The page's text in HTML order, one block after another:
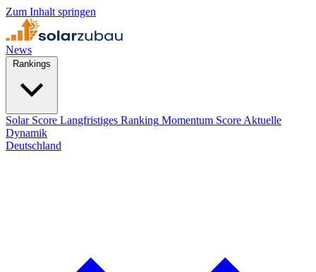
Zum Inhalt springen
News
Solar Score Langfristiges Ranking Momentum Score Aktuelle
Dynamik
Deutschland